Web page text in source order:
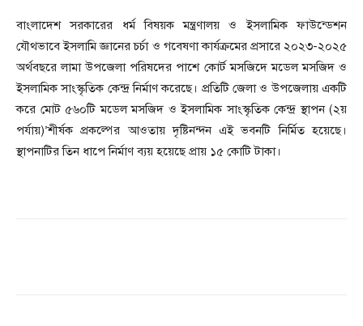
বাংলাদেশ সরকারের ধর্ম বিষয়ক মন্ত্রণালয় ও ইসলামিক ফাউন্ডেশন
যৌথভাবে ইসলামি জ্ঞানের চর্চা ও গবেষণা কার্যক্রমের প্রসারে ২০২৩-২০২৫
অর্থবছরে লামা উপজেলা পরিষদের পাশে কোর্ট মসজিদে মডেল মসজিদ ও
ইসলামিক সাংস্কৃতিক কেন্দ্র নির্মাণ করেছে। প্রতিটি জেলা ও উপজেলায় একটি
করে মোট ৫৬০টি মডেল মসজিদ ও ইসলামিক সাংস্কৃতিক কেন্দ্র স্থাপন (২য়
পর্যায়)’শীর্ষক প্রকল্পের আওতায় দৃষ্টিনন্দন এই ভবনটি নির্মিত হয়েছে।
স্থাপনাটির তিন ধাপে নির্মাণ ব্যয় হয়েছে প্রায় ১৫ কোটি টাকা।